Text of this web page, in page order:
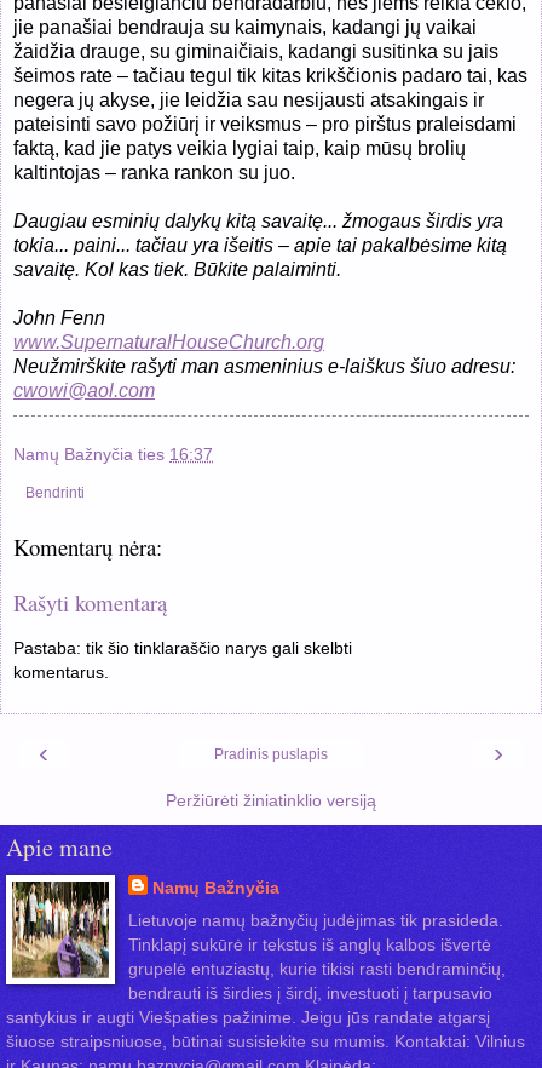
jie panašiai bendrauja su kaimynais, kadangi jų vaikai
žaidžia drauge, su giminaičiais, kadangi susitinka su jais
šeimos rate – tačiau tegul tik kitas krikščionis padaro tai, kas
negera jų akyse, jie leidžia sau nesijausti atsakingais ir
pateisinti savo požiūrį ir veiksmus – pro pirštus praleisdami
faktą, kad jie patys veikia lygiai taip, kaip mūsų brolių
kaltintojas – ranka rankon su juo.
Daugiau esminių dalykų kitą savaitę... žmogaus širdis yra
tokia... paini... tačiau yra išeitis – apie tai pakalbėsime kitą
savaitę. Kol kas tiek. Būkite palaiminti.
John Fenn
www.SupernaturalHouseChurch.org
Neužmirškite rašyti man asmeninius e-laiškus šiuo adresu:
cwowi@aol.com
Namų Bažnyčia ties 16:37
Bendrinti
Komentarų nėra:
Rašyti komentarą
Pastaba: tik šio tinklaraščio narys gali skelbti
komentarus.
‹ ›
Pradinis puslapis
Peržiūrėti žiniatinklio versiją
Apie mane
Namų Bažnyčia
Lietuvoje namų bažnyčių judėjimas tik prasideda.
Tinklapį sukūrė ir tekstus iš anglų kalbos išvertė
grupelė entuziastų, kurie tikisi rasti bendraminčių,
bendrauti iš širdies į širdį, investuoti į tarpusavio
santykius ir augti Viešpaties pažinime. Jeigu jūs randate atgarsį
šiuose straipsniuose, būtinai susisiekite su mumis. Kontaktai: Vilnius